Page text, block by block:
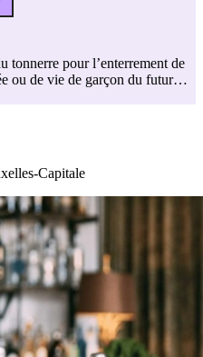
tonnerre pour l’enterrement de
ou de vie de garçon du futur
vous y prendre ? Trouvez
! Découvrez les activités les
qui soient pour son
Capitale